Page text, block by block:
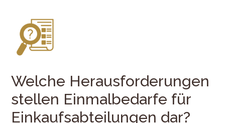
Welche Herausforderungen
stellen Einmalbedarfe für
Einkaufsabteilungen dar?